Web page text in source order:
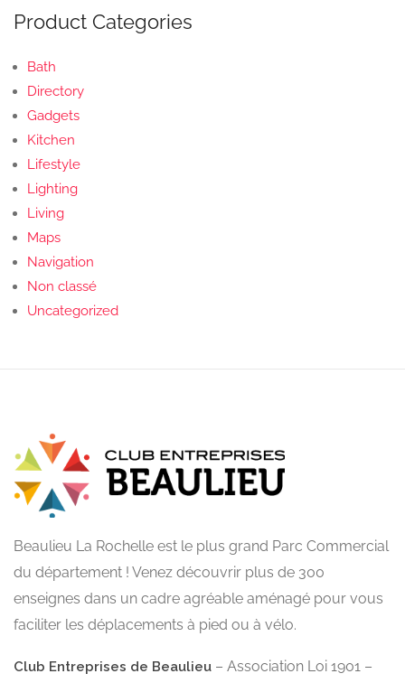
Product Categories
Bath
Directory
Gadgets
Kitchen
Lifestyle
Lighting
Living
Maps
Navigation
Non classé
Uncategorized
Beaulieu La Rochelle est le plus grand Parc Commercial
du département ! Venez découvrir plus de 300
enseignes dans un cadre agréable aménagé pour vous
faciliter les déplacements à pied ou à vélo.
Club Entreprises de Beaulieu – Association Loi 1901 –